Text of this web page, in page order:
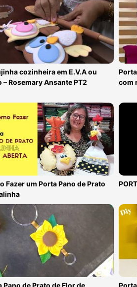
cozinheira em E.V.A ou
– Rosemary Ansante PT2
com
Fazer um Porta Pano de Prato
Pano de Prato de Flor de